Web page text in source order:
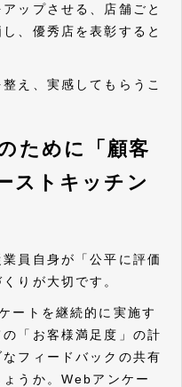
ップさせる、店舗ごと
、優秀店を表彰すると
え、実感してもらうこ
ために「顧客
ストキッチン
員自身が「公平に評価
りが大切です。
ートを継続的に実施す
「お客様満足度」の計
フィードバックの共有
うか。Webアンケー